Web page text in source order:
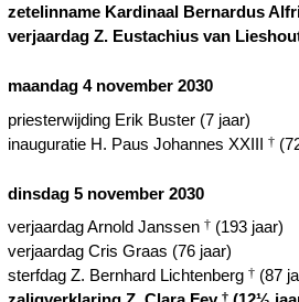
zetelinname Kardinaal Bernardus
verjaardag Z. Eustachius van
maandag 4 november 2030
priesterwijding Erik Buster (7 jaar)
inauguratie H. Paus Johannes XXIII †
dinsdag 5 november 2030
verjaardag Arnold Janssen † (193 jaar)
verjaardag Cris Graas (76 jaar)
sterfdag Z. Bernhard Lichtenberg † (87
†